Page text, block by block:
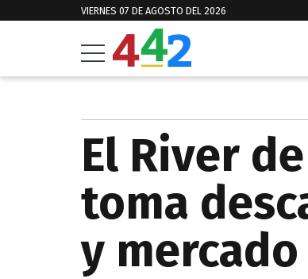
VIERNES 07 DE AGOSTO DEL 2026
El River
toma
y